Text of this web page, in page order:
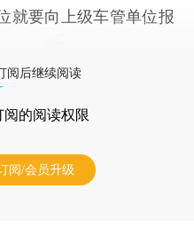
就要向上级车管单位报
阅后继续阅读
阅的阅读权限
阅/会员升级